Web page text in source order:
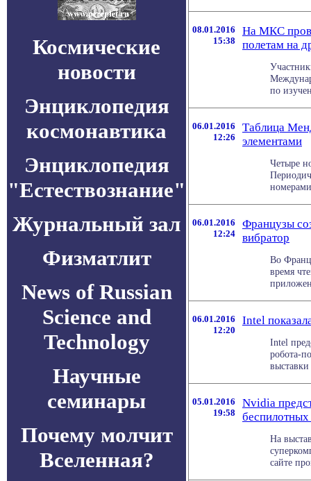
Космические
новости
Энциклопедия
космонавтика
Энциклопедия
"Естествознание"
Журнальный зал
Физматлит
News of Russian
Science and
Technology
Научные
семинары
Почему молчит
Вселенная?
08.01.2016
15:38
На МКС
полетам на
по
06.01.2016
12:26
Таблица
элементами
Четыре
06.01.2016
12:24
Французы
вибратор
Во
время
06.01.2016
12:20
Intel
Intel
робота-
05.01.2016
19:58
Nvidia
На
сайте